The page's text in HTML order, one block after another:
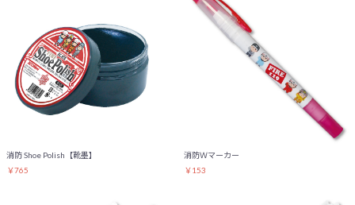
消防 Shoe Polish【靴墨】
￥765
消防Ｗマーカー
￥153